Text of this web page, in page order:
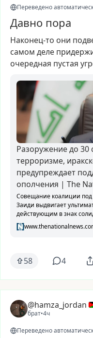
Переведено
Давно пора
Наконец-то они
самом деле
очередная пустая
Разоружение до 30
терроризме,
предупреждает
ополчения | The
Совещание коалиции под
Заиди выдвигает
действующим в знак
58 4
@hamza_jordan
брат•4ч
Переведено